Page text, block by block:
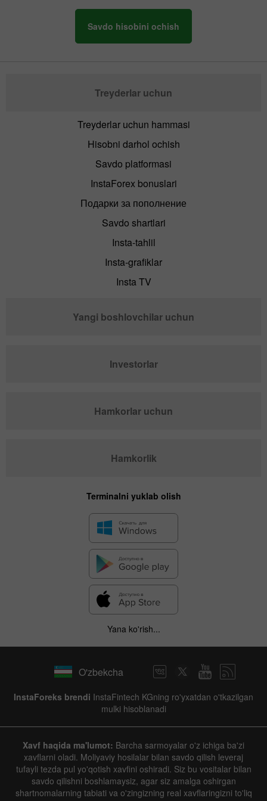
Savdo hisobini ochish
Treyderlar uchun
Treyderlar uchun hammasi
Hisobni darhol ochish
Savdo platformasi
InstaForex bonuslari
Подарки за пополнение
Savdo shartlari
Insta-tahlil
Insta-grafiklar
Insta TV
Yangi boshlovchilar uchun
Investorlar
Hamkorlar uchun
Hamkorlik
Terminalni yuklab olish
Yana ko'rish...
O'zbekcha
InstaForeks brendi InstaFintech KGning ro'yxatdan o'tkazilgan
mulki hisoblanadi
Xavf haqida ma'lumot: Barcha sarmoyalar o'z ichiga ba'zi
xavflarni oladi. Moliyaviy hosilalar bilan savdo qilish leveraj
tufayli tezda pul yo'qotish xavfini oshiradi. Siz bu vositalar bilan
savdo qilishni boshlamaysiz, agar siz amalga oshirgan
shartnomalarning tabiati va o'zingizning real xavflaringizni to'liq